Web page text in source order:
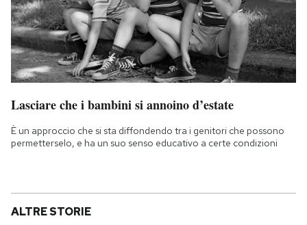
Lasciare che i bambini si annoino d’estate
È un approccio che si sta diffondendo tra i genitori che possono
permetterselo, e ha un suo senso educativo a certe condizioni
ALTRE STORIE